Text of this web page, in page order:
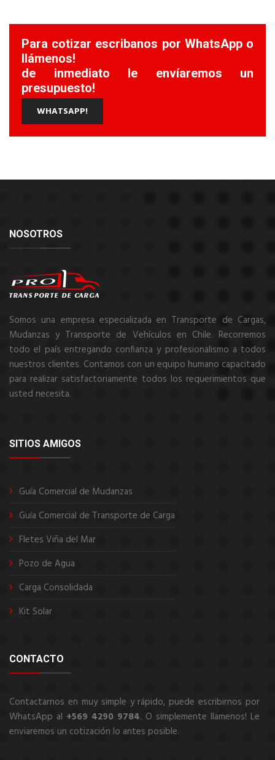
Para cotizar escribanos por WhatsApp o
llámenos!
de inmediato le envíaremos un
presupuesto!
WHATSAPP!
NOSOTROS
Somos una empresa especializada en Transporte de Cargas,
Mudanzas y Transporte de Vehículos en Chile. Recorremos
todo el país entregando confianza y profesionalismo a todos
nuestros clientes. Contamos con un equipo humano capacitado
para realizar satisfactoriamente todos los requerimientos que
usted necesita.
SITIOS AMIGOS
Guía Comercial de Mudanzas
Guía Comercial de Transporte de Carga
Fletes Viña del Mar
Pozo de Agua
Carga Consolidada
Kit Solar
CONTACTO
Contactarnos en muy simple y rápido, puede escribirnos por
WhatsApp al +569 4290 9784. O simplemente llamenos! Le
enviaremos un cotización lo antes posible.